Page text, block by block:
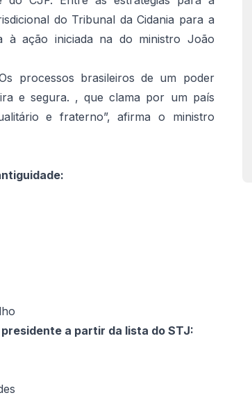
do Tribunal da Cidania para a
à ação iniciada na do ministro João
processos brasileiros de um poder
e segura. , que clama por um país
e fraterno”, afirma o ministro
a partir da lista do STJ: